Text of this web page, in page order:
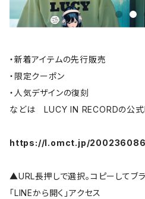
・新着アイテムの先行販売
・限定クーポン
・人気デザインの復刻
などは LUCY IN RECORDの公
https://l.omct.jp/
▲URL長押しで選択。コピーしてブ
「LINEから開く」アクセス